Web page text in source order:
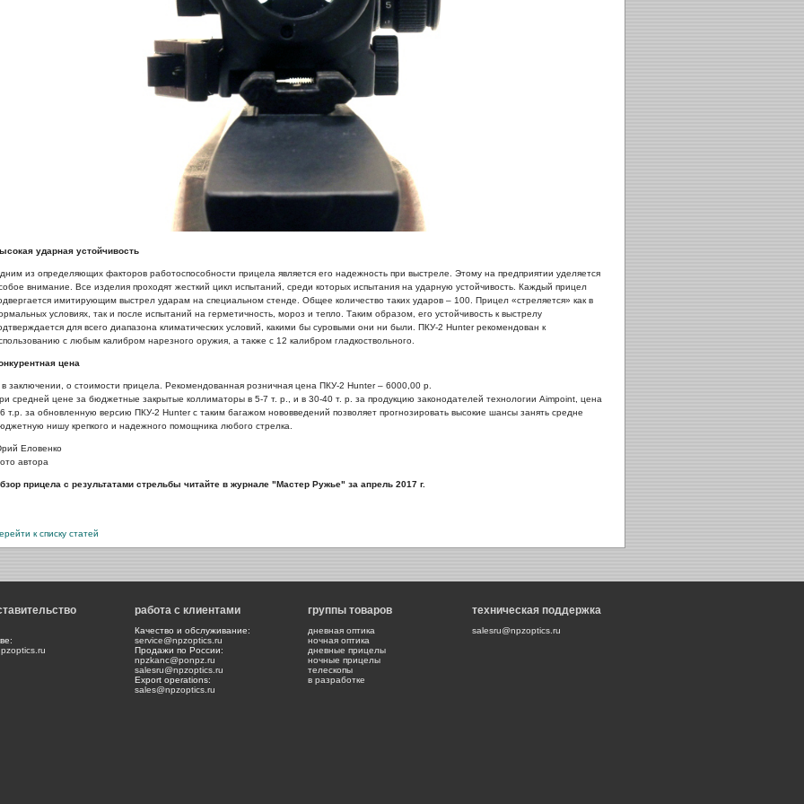
ударная устойчивость
из определяющих факторов работоспособности прицела является его надежность при выстреле. Этому на предприятии уделяется
внимание. Все изделия проходят жесткий цикл испытаний, среди которых испытания на ударную устойчивость. Каждый прицел
имитирующим выстрел ударам на специальном стенде. Общее количество таких ударов – 100. Прицел «стреляется» как в
условиях, так и после испытаний на герметичность, мороз и тепло. Таким образом, его устойчивость к выстрелу
для всего диапазона климатических условий, какими бы суровыми они ни были. ПКУ-2 Hunter рекомендован к
с любым калибром нарезного оружия, а также с 12 калибром гладкоствольного.
цена
заключении, о стоимости прицела. Рекомендованная розничная цена ПКУ-2 Hunter – 6000,00 р.
средней цене за бюджетные закрытые коллиматоры в 5-7 т. р., и в 30-40 т. р. за продукцию законодателей технологии Aimpoint, цена
т.р. за обновленную версию ПКУ-2 Hunter с таким багажом нововведений позволяет прогнозировать высокие шансы занять средне
нишу крепкого и надежного помощника любого стрелка.
Еловенко
автора
прицела с результатами стрельбы читайте в журнале "Мастер Ружье" за апрель 2017 г.
к списку статей
работа с клиентами
Качество и обслуживание:
service@npzoptics.ru
Продажи по России:
npzkanc@ponpz.ru
salesru@npzoptics.ru
Export operations:
sales@npzoptics.ru
группы товаров
дневная оптика
ночная оптика
дневные прицелы
ночные прицелы
телескопы
в разработке
техническая поддержка
salesru@npzoptics.ru